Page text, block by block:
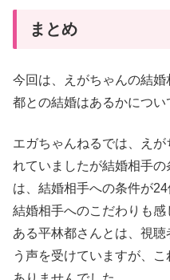
まとめ
今回は、えがちゃんの結
都との結婚はあるかについ
エガちゃんねるでは、え
れていましたが結婚相手
は、結婚相手への条件が
結婚相手へのこだわりも
ある平林都さんとは、視
う声を受けていますが、